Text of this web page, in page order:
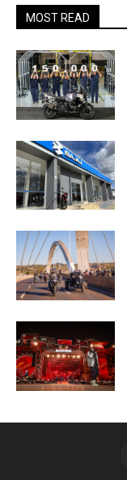
MOST READ